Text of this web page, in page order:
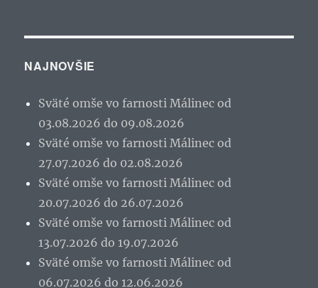
NAJNOVŠIE
Sväté omše vo farnosti Málinec od
03.08.2026 do 09.08.2026
Sväté omše vo farnosti Málinec od
27.07.2026 do 02.08.2026
Sväté omše vo farnosti Málinec od
20.07.2026 do 26.07.2026
Sväté omše vo farnosti Málinec od
13.07.2026 do 19.07.2026
Sväté omše vo farnosti Málinec od
06.07.2026 do 12.06.2026